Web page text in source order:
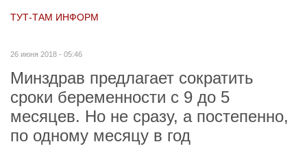
ТУТ-ТАМ ИНФОРМ
26 июня 2018 - 05:46
Минздрав предлагает сократить
сроки беременности с 9 до 5
месяцев. Но не сразу, а постепенно,
по одному месяцу в год